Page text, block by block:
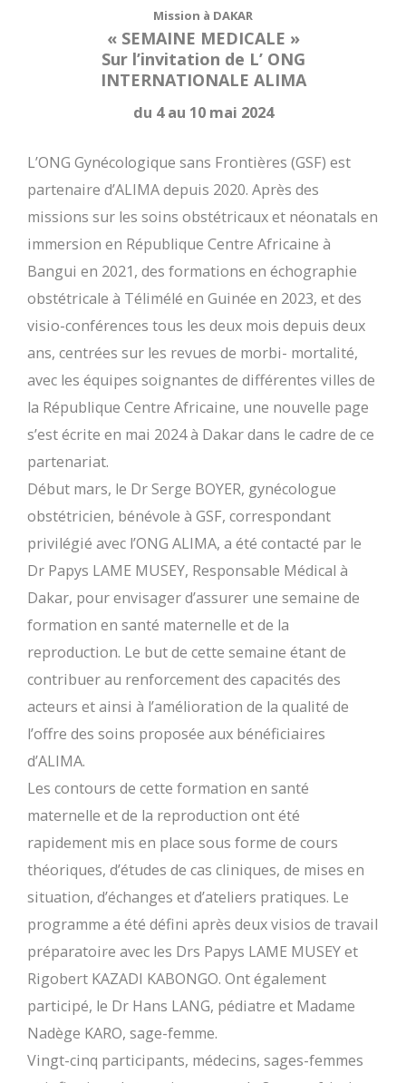
Mission à DAKAR
« SEMAINE MEDICALE »
Sur l’invitation de L’ ONG
INTERNATIONALE ALIMA
du 4 au 10 mai 2024
L’ONG Gynécologique sans Frontières (GSF) est
partenaire d’ALIMA depuis 2020. Après des
missions sur les soins obstétricaux et néonatals en
immersion en République Centre Africaine à
Bangui en 2021, des formations en échographie
obstétricale à Télimélé en Guinée en 2023, et des
visio-conférences tous les deux mois depuis deux
ans, centrées sur les revues de morbi- mortalité,
avec les équipes soignantes de différentes villes de
la République Centre Africaine, une nouvelle page
s’est écrite en mai 2024 à Dakar dans le cadre de ce
partenariat.
Début mars, le Dr Serge BOYER, gynécologue
obstétricien, bénévole à GSF, correspondant
privilégié avec l’ONG ALIMA, a été contacté par le
Dr Papys LAME MUSEY, Responsable Médical à
Dakar, pour envisager d’assurer une semaine de
formation en santé maternelle et de la
reproduction. Le but de cette semaine étant de
contribuer au renforcement des capacités des
acteurs et ainsi à l’amélioration de la qualité de
l’offre des soins proposée aux bénéficiaires
d’ALIMA.
Les contours de cette formation en santé
maternelle et de la reproduction ont été
rapidement mis en place sous forme de cours
théoriques, d’études de cas cliniques, de mises en
situation, d’échanges et d’ateliers pratiques. Le
programme a été défini après deux visios de travail
préparatoire avec les Drs Papys LAME MUSEY et
Rigobert KAZADI KABONGO. Ont également
participé, le Dr Hans LANG, pédiatre et Madame
Nadège KARO, sage-femme.
Vingt-cinq participants, médecins, sages-femmes